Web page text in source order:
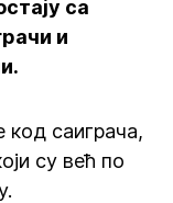
са
и
код саиграча,
су већ по